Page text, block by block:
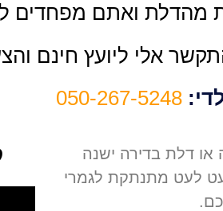
מהדלת ואתם מפחדים
אלי ליועץ חינם
050-267-5248
דלת בדירה ישנה
לעט מתנתקת לגמרי
.